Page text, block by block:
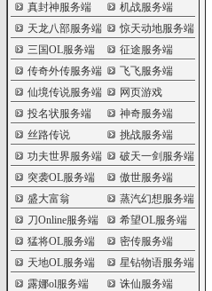
真封神服务端
机战服务端
天龙八部服务端
惊天动地服务端
三国OL服务端
征途服务端
传奇外传服务端
飞飞服务端
仙境传说服务端
网页游戏
投名状服务端
神奇服务端
丝路传说
挑战服务端
功夫世界服务端
破天一剑服务端
突袭OL服务端
傲世服务端
盛大富翁
蒸汽幻想服务端
刀Online服务端
希望OL服务端
猛将OL服务端
密传服务端
天地OL服务端
星钻物语服务端
露娜ol服务端
诛仙服务端